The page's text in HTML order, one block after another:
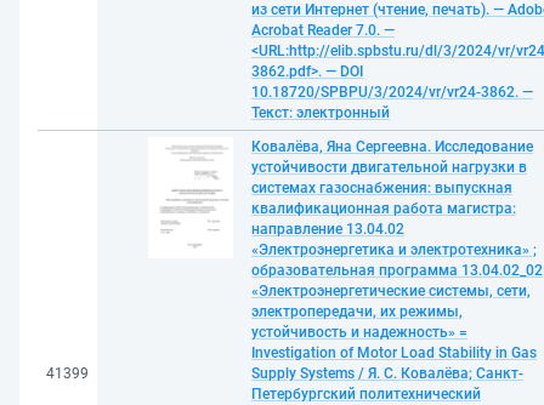
из сети Интернет (чтение, печать). —
Acrobat Reader 7.0. —
<URL:http://elib.spbstu.ru/dl/3/2024/vr/
3862.pdf>. — DOI
10.18720/SPBPU/3/2024/vr/vr24-3862. —
Текст: электронный
41399
Ковалёва, Яна Сергеевна. Исследование
устойчивости двигательной нагрузки в
системах газоснабжения: выпускная
квалификационная работа магистра:
направление 13.04.02
«Электроэнергетика и электротехника» ;
образовательная программа 13.04.02_02
«Электроэнергетические системы, сети,
электропередачи, их режимы,
устойчивость и надежность» =
Investigation of Motor Load Stability in Gas
Supply Systems / Я. С. Ковалёва; Санкт-
Петербургский политехнический